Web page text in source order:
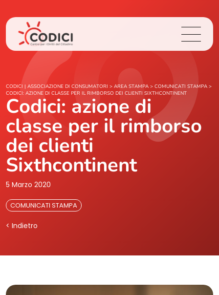
Chi Siamo
Cosa Facciamo
Area Stampa
Contatti
CODICI | ASSOCIAZIONE DI CONSUMATORI > AREA STAMPA > COMUNICATI STAMPA >
CODICI: AZIONE DI CLASSE PER IL RIMBORSO DEI CLIENTI SIXTHCONTINENT
Codici: azione di
classe per il rimborso
dei clienti
Sixthcontinent
5 Marzo 2020
COMUNICATI STAMPA
< Indietro